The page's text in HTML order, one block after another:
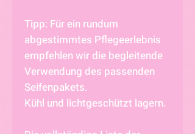
Tipp: Für ein rundum
abgestimmtes Pflegeerlebnis
empfehlen wir die begleitende
Verwendung des passenden
Seifenpakets.
Kühl und lichtgeschützt lagern.